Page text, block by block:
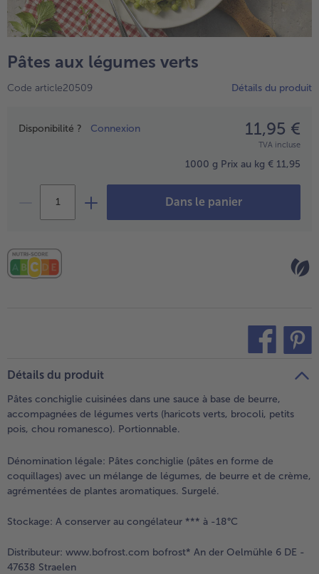
TousPlats cuisinés
Boulangerie & Pâtisserie
TousBoulangerie & Pâtisserie
TousEntrées, Apéritifs & Snacks
Produits non surgelés
TousProduits non surgelés
Pâtes aux légumes verts
Code article20509 Détails du produit
Prix
Disponibilité ? Connexion 11,95 €
TVA incluse
1000 g Prix au kg € 11,95
Dans le panier
Détails du produit
Pâtes conchiglie cuisinées dans une sauce à base de beurre,
accompagnées de légumes verts (haricots verts, brocoli, petits
pois, chou romanesco). Portionnable.
Dénomination légale: Pâtes conchiglie (pâtes en forme de
coquillages) avec un mélange de légumes, de beurre et de crème,
agrémentées de plantes aromatiques. Surgelé.
Stockage: A conserver au congélateur *** à -18°C
Distributeur: www.bofrost.com bofrost* An der Oelmühle 6 DE -
47638 Straelen